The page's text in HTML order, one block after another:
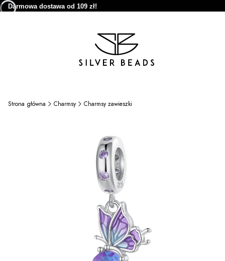
Darmowa dostawa od 109 zł!
Strona główna Charmsy Charmsy zawieszki